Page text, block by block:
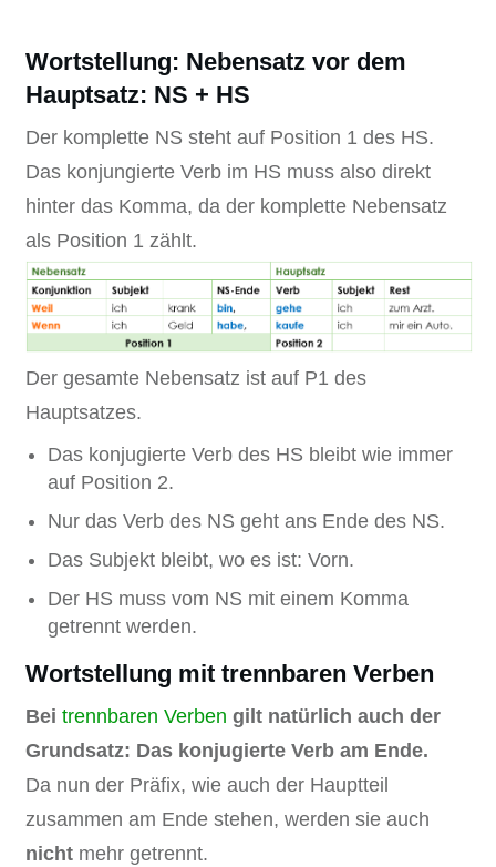
Wortstellung: Nebensatz vor dem
Hauptsatz: NS + HS
Der komplette NS steht auf Position 1 des HS.
Das konjungierte Verb im HS muss also direkt
hinter das Komma, da der komplette Nebensatz
als Position 1 zählt.
Der gesamte Nebensatz ist auf P1 des
Hauptsatzes.
Das konjugierte Verb des HS bleibt wie immer
auf Position 2.
Nur das Verb des NS geht ans Ende des NS.
Das Subjekt bleibt, wo es ist: Vorn.
Der HS muss vom NS mit einem Komma
getrennt werden.
Wortstellung mit trennbaren Verben
Bei trennbaren Verben gilt natürlich auch der
Grundsatz: Das konjugierte Verb am Ende.
Da nun der Präfix, wie auch der Hauptteil
zusammen am Ende stehen, werden sie auch
nicht mehr getrennt.